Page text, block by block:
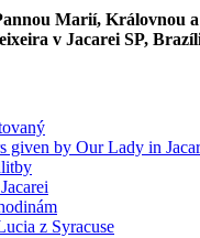
Marií, Královnou
v Jacarei SP,
given by Our Lady in
z Syracuse